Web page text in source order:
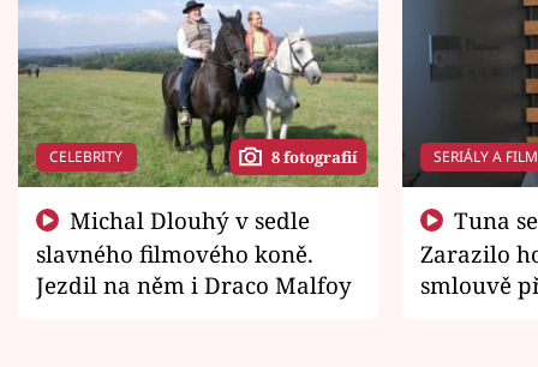
CELEBRITY 8 fotografií
slavného filmového koně.
Jezdil na něm i Draco Malfoy
SERIÁLY A
Zarazilo
smlouvě